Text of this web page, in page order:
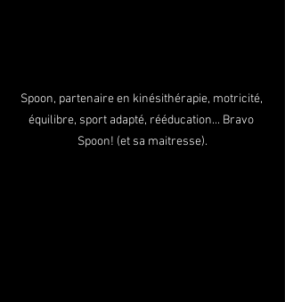
Spoon, partenaire en kinésithérapie, motricité,
équilibre, sport adapté, rééducation... Bravo
Spoon! (et sa maitresse).